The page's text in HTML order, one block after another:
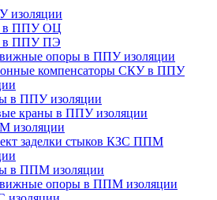
изоляции
в ППУ ОЦ
в ППУ ПЭ
опоры в ППУ изоляции
компенсаторы СКУ в ППУ
в ППУ изоляции
краны в ППУ изоляции
изоляции
заделки стыков КЗС ППМ
в ППМ изоляции
опоры в ППМ изоляции